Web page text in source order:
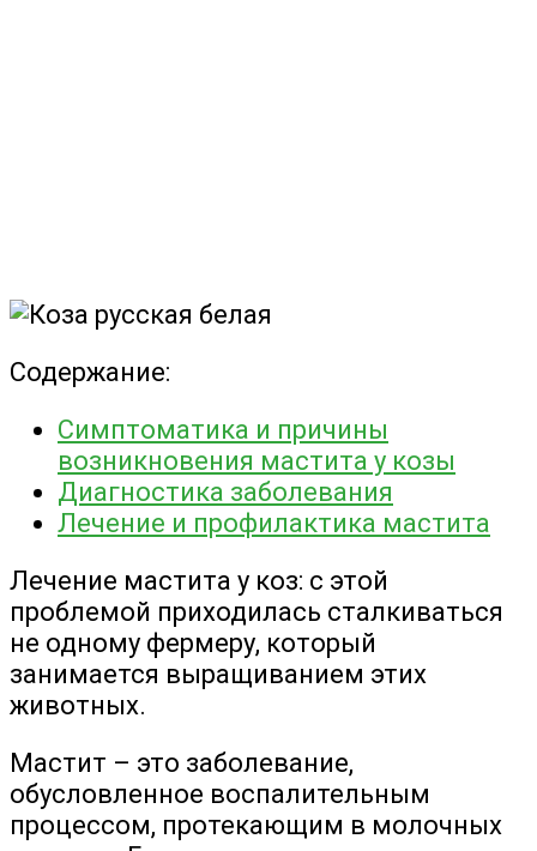
Содержание:
Симптоматика и причины
возникновения мастита у козы
Диагностика заболевания
Лечение и профилактика мастита
Лечение мастита у коз: с этой
проблемой приходилась сталкиваться
не одному фермеру, который
занимается выращиванием этих
животных.
Мастит – это заболевание,
обусловленное воспалительным
процессом, протекающим в молочных